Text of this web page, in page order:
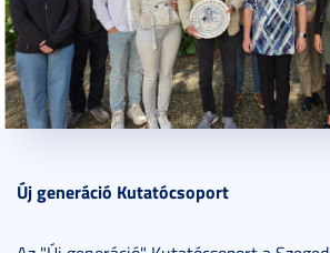
Új generáció Kutatócsoport